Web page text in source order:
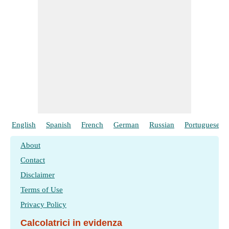
English Spanish French German Russian Portuguese
About
Contact
Disclaimer
Terms of Use
Privacy Policy
Calcolatrici in evidenza